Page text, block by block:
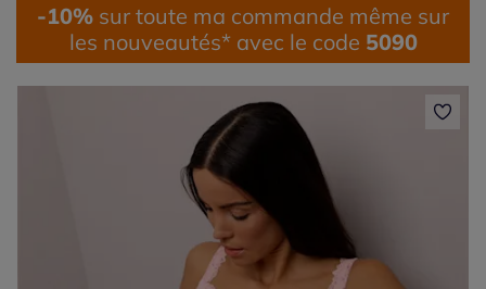
-10% sur toute ma commande même sur
les nouveautés* avec le code 5090